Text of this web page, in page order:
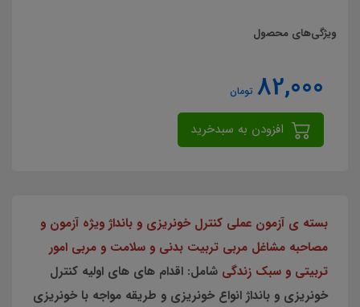
ویژگی‌های محصول
82,000 تومان
بسته ی آزمون عملی کنترل خونریزی و بانداژ ویژه آزمون و
مصاحبه مشاغل مربی تربیت بدنی و سلامت و مربی امور
تربیتی و سبک زندگی شامل: اقدام هاى هاى اوليه کنترل
خونریزی و بانداژ انواع خونریزی و طریقه مواجه با خونریزی